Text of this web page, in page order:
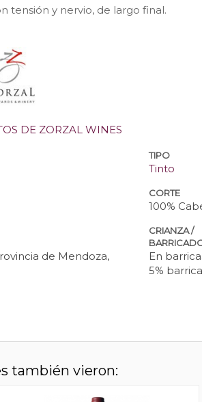
tensión y nervio, de largo final.
DE ZORZAL WINES
TIPO
Tinto
CORTE
100%
de Mendoza,
CRIANZA /
En
5%
también vieron: